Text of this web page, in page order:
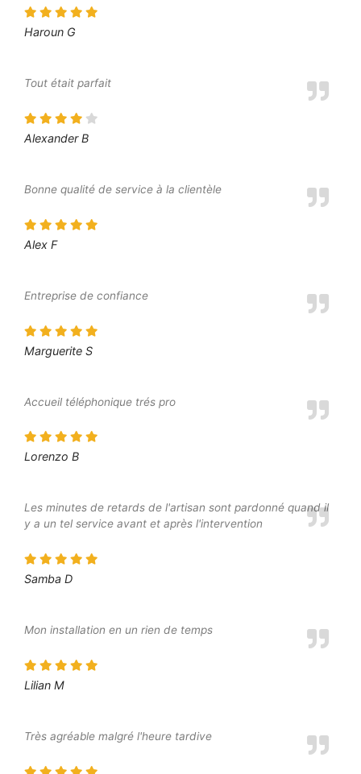
Haroun G
Tout était parfait
Alexander B
Bonne qualité de service à la clientèle
Alex F
Entreprise de confiance
Marguerite S
Accueil téléphonique trés pro
Lorenzo B
Les minutes de retards de l'artisan sont pardonné quand il
y a un tel service avant et après l'intervention
Samba D
Mon installation en un rien de temps
Lilian M
Très agréable malgré l'heure tardive